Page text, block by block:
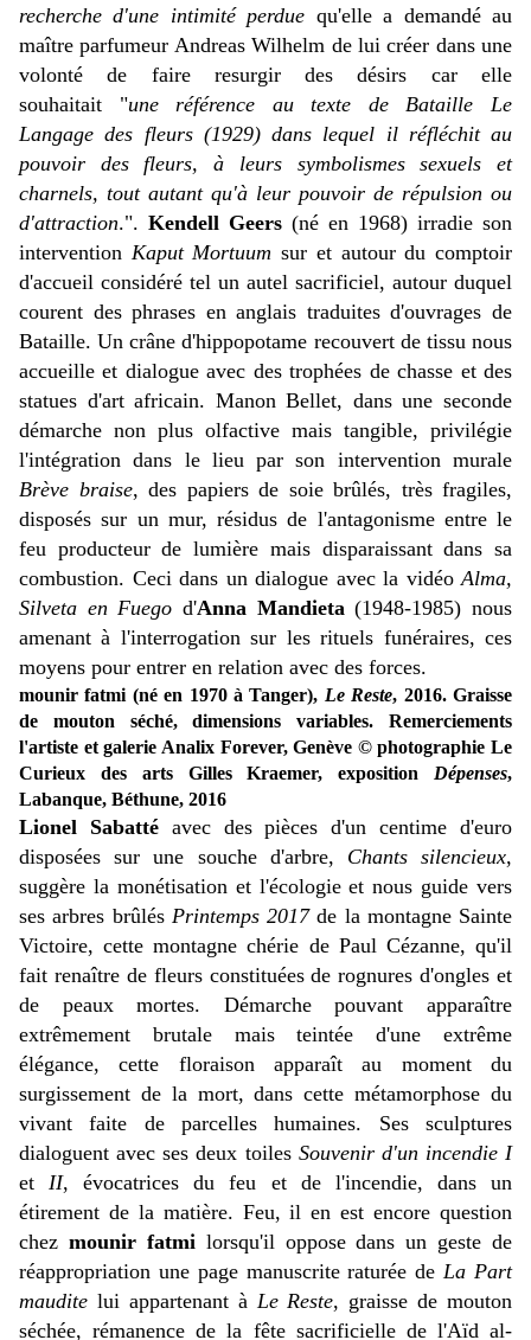
recherche d'une intimité perdue qu'elle a demandé au
maître parfumeur Andreas Wilhelm de lui créer dans une
volonté de faire resurgir des désirs car elle
souhaitait "une référence au texte de Bataille Le
Langage des fleurs (1929) dans lequel il réfléchit au
pouvoir des fleurs, à leurs symbolismes sexuels et
charnels, tout autant qu'à leur pouvoir de répulsion ou
d'attraction.". Kendell Geers (né en 1968) irradie son
intervention Kaput Mortuum sur et autour du comptoir
d'accueil considéré tel un autel sacrificiel, autour duquel
courent des phrases en anglais traduites d'ouvrages de
Bataille. Un crâne d'hippopotame recouvert de tissu nous
accueille et dialogue avec des trophées de chasse et des
statues d'art africain. Manon Bellet, dans une seconde
démarche non plus olfactive mais tangible, privilégie
l'intégration dans le lieu par son intervention murale
Brève braise, des papiers de soie brûlés, très fragiles,
disposés sur un mur, résidus de l'antagonisme entre le
feu producteur de lumière mais disparaissant dans sa
combustion. Ceci dans un dialogue avec la vidéoAlma,
Silveta en Fuego d'Anna Mandieta(1948-1985) nous
amenant à l'interrogation sur les rituels funéraires, ces
moyens pour entrer en relation avec des forces.
mounir fatmi (né en 1970 à Tanger), Le Reste, 2016. Graisse
de mouton séché, dimensions variables. Remerciements
l'artiste et galerie Analix Forever, Genève © photographie Le
Curieux des arts Gilles Kraemer, exposition Dépenses,
Labanque, Béthune, 2016
Lionel Sabattéavec des pièces d'un centime d'euro
disposées sur une souche d'arbre, Chants silencieux,
suggère la monétisation et l'écologie et nous guide vers
ses arbres brûlés Printemps 2017de la montagne Sainte
Victoire, cette montagne chérie de Paul Cézanne, qu'il
fait renaître de fleurs constituées de rognures d'ongles et
de peaux mortes. Démarche pouvant apparaître
extrêmement brutale mais teintée d'une extrême
élégance, cette floraison apparaît au moment du
surgissement de la mort, dans cette métamorphose du
vivant faite de parcelles humaines. Ses sculptures
dialoguent avec ses deux toiles Souvenir d'un incendie I
etII, évocatrices du feu et de l'incendie, dans un
étirement de la matière. Feu, il en est encore question
chez mounir fatmilorsqu'il oppose dans un geste de
réappropriation une page manuscrite raturée deLa Part
maudite lui appartenant à Le Reste, graisse de mouton
séchée, rémanence de la fête sacrificielle de l'Aïd al-